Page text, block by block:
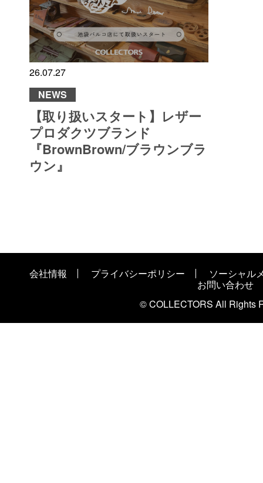
26.07.27
NEWS
【取り扱いスタート】レザー
プロダクツブランド
『BrownBrown/ブラウンブラ
ウン』
会社情報 プライバシーポリシー
ソーシャル
お問い合わせ
© COLLECTORS All Rights